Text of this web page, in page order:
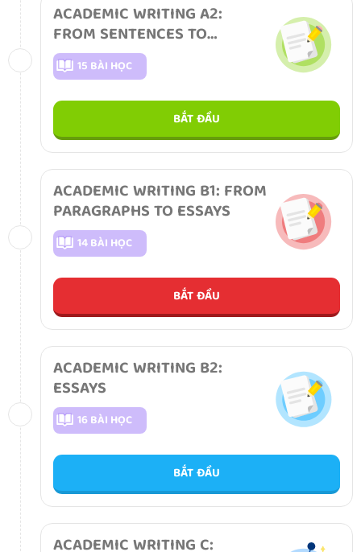
ACADEMIC WRITING A2:
FROM SENTENCES TO
PARAGRAPHS
15 BÀI HỌC
BẮT ĐẦU
ACADEMIC WRITING B1: FROM
PARAGRAPHS TO ESSAYS
14 BÀI HỌC
BẮT ĐẦU
ACADEMIC WRITING B2:
ESSAYS
16 BÀI HỌC
BẮT ĐẦU
ACADEMIC WRITING C: